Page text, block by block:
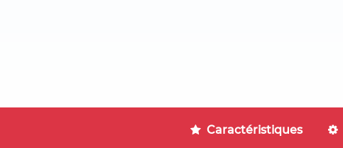
Caractéristiques